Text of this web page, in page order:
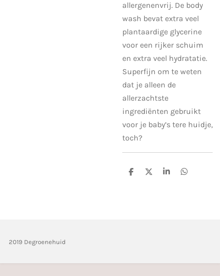
allergenenvrij. De body
wash bevat extra veel
plantaardige glycerine
voor een rijker schuim
en extra veel hydratatie.
Superfijn om te weten
dat je alleen de
allerzachtste
ingrediënten gebruikt
voor je baby’s tere huidje,
toch?
D
D
S
D
2019 Degroenehuid